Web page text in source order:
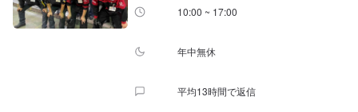
10:00 ~ 17:00
年中無休
平均13時間で返信